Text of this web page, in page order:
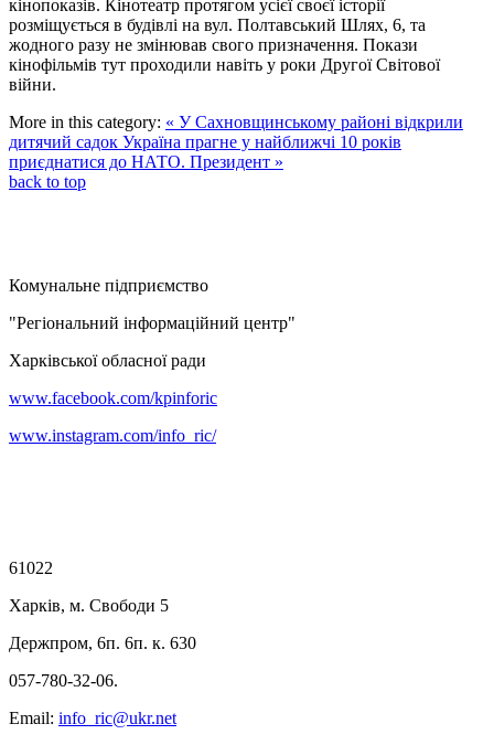
кінопоказів. Кінотеатр протягом усієї своєї історії
розміщується в будівлі на вул. Полтавський Шлях, 6, та
жодного разу не змінював свого призначення. Покази
кінофільмів тут проходили навіть у роки Другої Світової
війни.
More in this category: « У Сахновщинському районі відкрили
дитячий садок Україна прагне у найближчі 10 років
приєднатися до НАТО. Президент »
back to top
Комунальне підприємство
"Регіональний інформаційний центр"
Харківської обласної ради
www.facebook.com/kpinforic
www.instagram.com/info_ric/
61022
Харків, м. Свободи 5
Держпром, 6п. 6п. к. 630
057-780-32-06.
Email: info_ric@ukr.net